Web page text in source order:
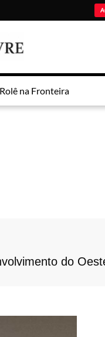
Rolê na Fronteira
do